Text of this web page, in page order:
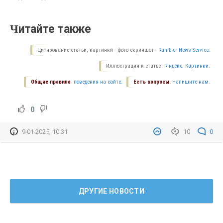
Читайте также
Цитирование статьи, картинки - фото скриншот - Rambler News Service.
Иллюстрация к статье - Яндекс. Картинки.
Есть вопросы. Напишите нам.
Общие правила поведения на сайте.
0
10 0
9-01-2025, 10:31
ДРУГИЕ НОВОСТИ